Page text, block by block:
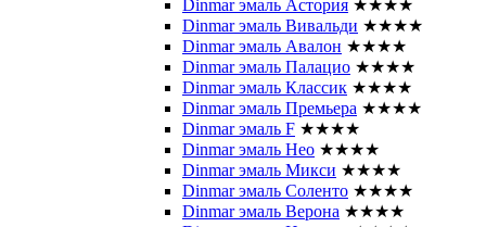
Dinmar эмаль Астория ★★★★
Dinmar эмаль Вивальди ★★★★
Dinmar эмаль Авалон ★★★★
Dinmar эмаль Палацио ★★★★
Dinmar эмаль Классик ★★★★
Dinmar эмаль Премьера ★★★★
Dinmar эмаль F ★★★★
Dinmar эмаль Нео ★★★★
Dinmar эмаль Микси ★★★★
Dinmar эмаль Соленто ★★★★
Dinmar эмаль Верона ★★★★